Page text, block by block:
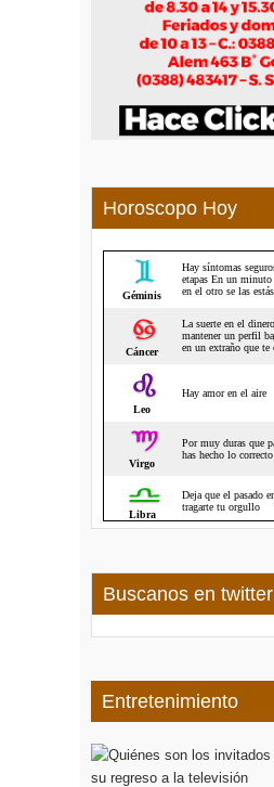
Horoscopo Hoy
Buscanos en twitter
Entretenimiento